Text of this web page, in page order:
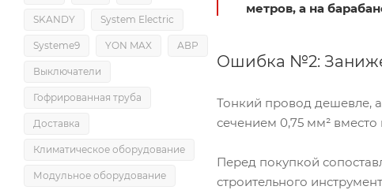
метров, а на
Ошибка №2:
Тонкий провод дешевле,
сечением 0,75 мм² вместо
Перед покупкой
строительного
SKANDY System Electric
Systeme9 YON MAX АВР
Выключатели
Гофрированная труба
Доставка
Климатическое оборудование
Модульное оборудование